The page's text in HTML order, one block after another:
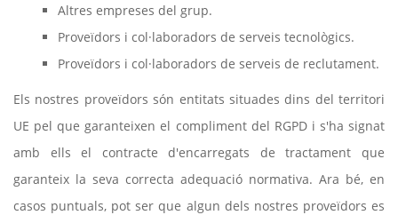
Altres empreses del grup.
Proveïdors i col·laboradors de serveis tecnològics.
Proveïdors i col·laboradors de serveis de reclutament.
Els nostres proveïdors són entitats situades dins del territori
UE pel que garanteixen el compliment del RGPD i s'ha signat
amb ells el contracte d'encarregats de tractament que
garanteix la seva correcta adequació normativa. Ara bé, en
casos puntuals, pot ser que algun dels nostres proveïdors es